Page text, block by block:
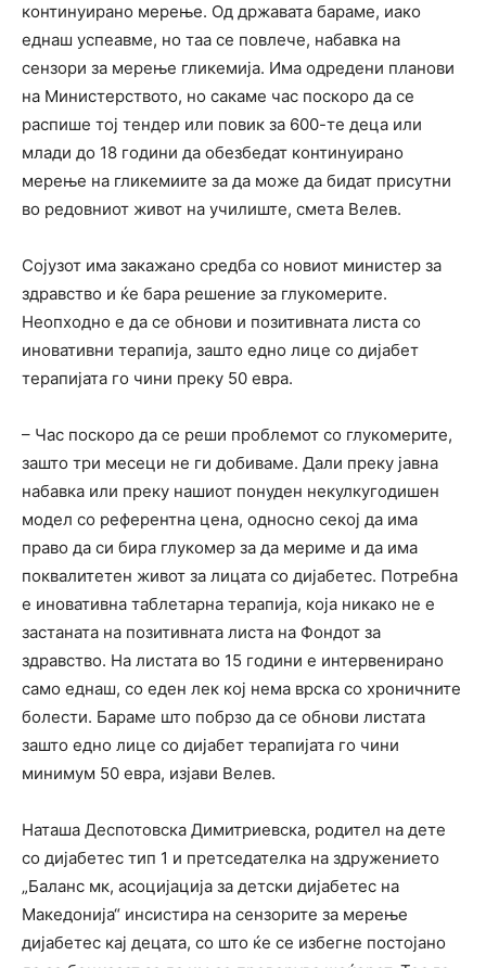
континуирано мерење. Од државата бараме, иако
еднаш успеавме, но таа се повлече, набавка на
сензори за мерење гликемија. Има одредени планови
на Министерството, но сакаме час поскоро да се
распише тој тендер или повик за 600-те деца или
млади до 18 години да обезбедат континуирано
мерење на гликемиите за да може да бидат присутни
во редовниот живот на училиште, смета Велев.
Сојузот има закажано средба со новиот министер за
здравство и ќе бара решение за глукомерите.
Неопходно е да се обнови и позитивната листа со
иновативни терапија, зашто едно лице со дијабет
терапијата го чини преку 50 евра.
– Час поскоро да се реши проблемот со глукомерите,
зашто три месеци не ги добиваме. Дали преку јавна
набавка или преку нашиот понуден некулкугодишен
модел со референтна цена, односно секој да има
право да си бира глукомер за да мериме и да има
поквалитетен живот за лицата со дијабетес. Потребна
е иновативна таблетарна терапија, која никако не е
застаната на позитивната листа на Фондот за
здравство. На листата во 15 години е интервенирано
само еднаш, со еден лек кој нема врска со хроничните
болести. Бараме што побрзо да се обнови листата
зашто едно лице со дијабет терапијата го чини
минимум 50 евра, изјави Велев.
Наташа Деспотовска Димитриевска, родител на дете
со дијабетес тип 1 и претседателка на здружението
„Баланс мк, асоцијација за детски дијабетес на
Македонија“ инсистира на сензорите за мерење
дијабетес кај децата, со што ќе се избегне постојано